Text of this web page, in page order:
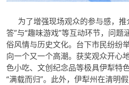
为了增强现场观众的参与感，推
答”与“趣味游戏”等互动环节，问题
俗风情与历史文化。台下市民纷纷
向一个又一个高潮。获奖观众开心
色小吃、文创纪念品等极具伊犁特
“满载而归”。此外，伊犁州在清明